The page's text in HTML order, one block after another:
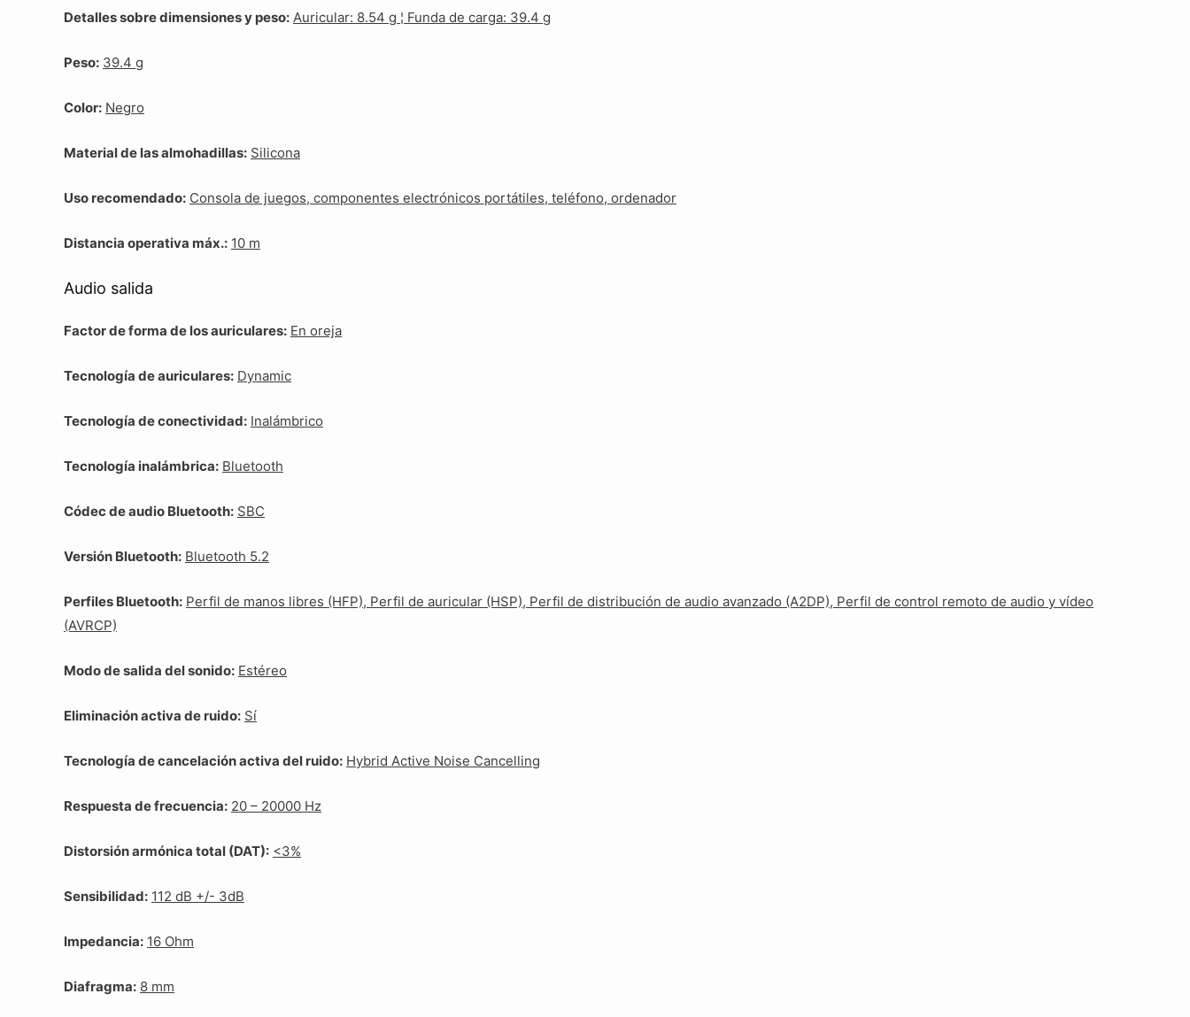
Detalles sobre dimensiones y peso: Auricular: 8.54 g ¦ Funda de carga: 39.4 g
Peso: 39.4 g
Color: Negro
Material de las almohadillas: Silicona
Uso recomendado: Consola de juegos, componentes electrónicos portátiles, teléfono, ordenador
Distancia operativa máx.: 10 m
Audio salida
Factor de forma de los auriculares: En oreja
Tecnología de auriculares: Dynamic
Tecnología de conectividad: Inalámbrico
Tecnología inalámbrica: Bluetooth
Códec de audio Bluetooth: SBC
Versión Bluetooth: Bluetooth 5.2
Perfiles Bluetooth: Perfil de manos libres (HFP), Perfil de auricular (HSP), Perfil de distribución de audio avanzado (A2DP), Perfil de control remoto de audio y vídeo
(AVRCP)
Modo de salida del sonido: Estéreo
Eliminación activa de ruido: Sí
Tecnología de cancelación activa del ruido: Hybrid Active Noise Cancelling
Respuesta de frecuencia: 20 – 20000 Hz
Distorsión armónica total (DAT): <3%
Sensibilidad: 112 dB +/- 3dB
Impedancia: 16 Ohm
Diafragma: 8 mm